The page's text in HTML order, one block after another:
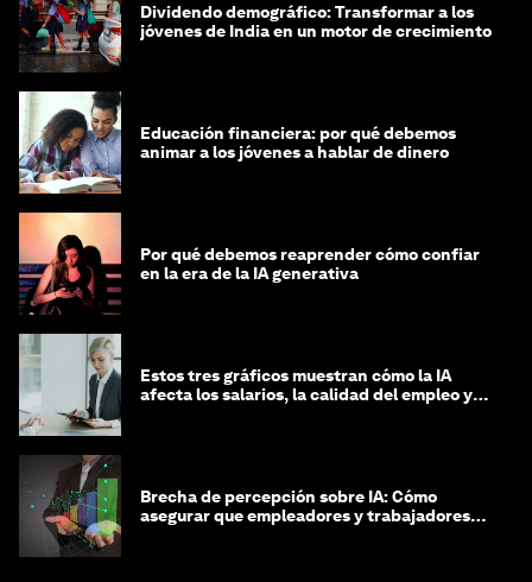
Dividendo demográfico: Transformar a los
jóvenes de India en un motor de crecimiento
Educación financiera: por qué debemos
animar a los jóvenes a hablar de dinero
Por qué debemos reaprender cómo confiar
en la era de la IA generativa
Estos tres gráficos muestran cómo la IA
afecta los salarios, la calidad del empleo y
Brecha de percepción sobre IA: Cómo
asegurar que empleadores y trabajadores